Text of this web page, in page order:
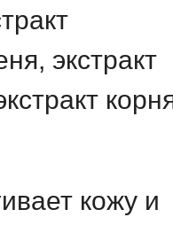
экстракт
кожу и